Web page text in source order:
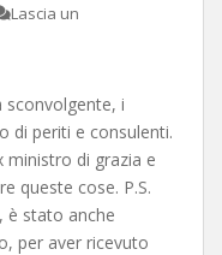
Lascia un
sconvolgente, i
di periti e consulenti.
di grazia e
queste cose. P.S.
è stato anche
per aver ricevuto